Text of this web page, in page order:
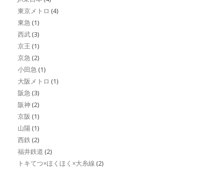
東京メトロ (4)
東急 (1)
西武(3)
京王 (1)
京急 (2)
小田急 (1)
大阪メトロ (1)
阪急 (3)
阪神 (2)
京阪 (1)
山陽 (1)
西鉄 (2)
福井鉄道 (2)
トキてつ×ほくほく×大糸線 (2)